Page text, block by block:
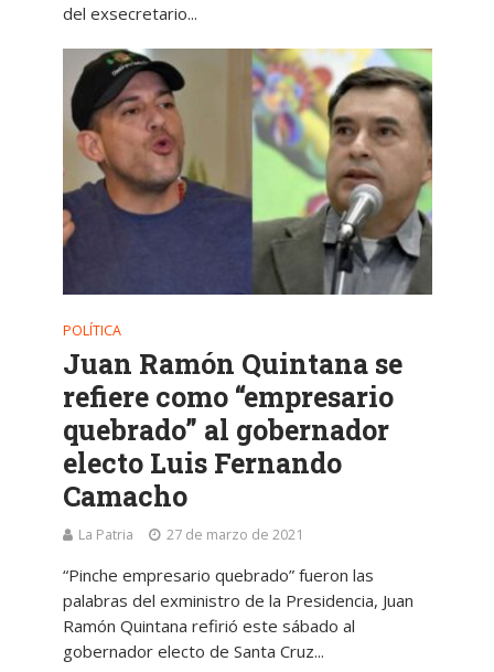
del exsecretario...
POLÍTICA
Juan Ramón Quintana se
refiere como “empresario
quebrado” al gobernador
electo Luis Fernando
Camacho
La Patria 27 de marzo de 2021
“Pinche empresario quebrado” fueron las
palabras del exministro de la Presidencia, Juan
Ramón Quintana refirió este sábado al
gobernador electo de Santa Cruz...